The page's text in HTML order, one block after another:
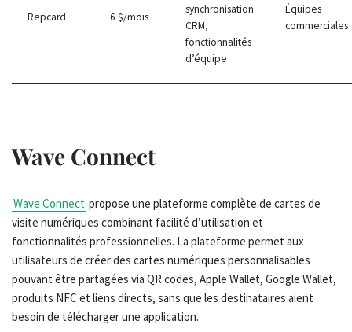
Repcard 6 $/mois
synchronisation
CRM,
fonctionnalités
d’équipe
Équipes
commerciales
Wave Connect
Wave Connect propose une plateforme complète de cartes de
visite numériques combinant facilité d’utilisation et
fonctionnalités professionnelles. La plateforme permet aux
utilisateurs de créer des cartes numériques personnalisables
pouvant être partagées via QR codes, Apple Wallet, Google Wallet,
produits NFC et liens directs, sans que les destinataires aient
besoin de télécharger une application.